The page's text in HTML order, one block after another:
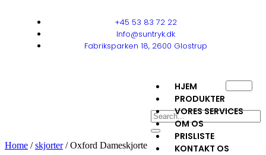
+45 53 83 72 22
Info@suntryk.dk
Fabriksparken 18, 2600 Glostrup
HJEM
PRODUKTER
VORES SERVICES
OM OS
PRISLISTE
KONTAKT OS
Home /skjorter/ Oxford Dameskjorte